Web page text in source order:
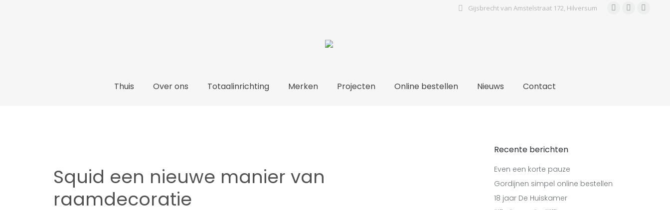
Gijsbrecht van Amstelstraat 172, Hilversum
Facebook
Thuis Over ons Totaalinrichting Merken Projecten Online bestellen Nieuws Contact
Squid een nieuwe manier van
raamdecoratie
Recente berichten
Even een korte pauze
Gordijnen simpel online bestellen
18 jaar De Huiskamer